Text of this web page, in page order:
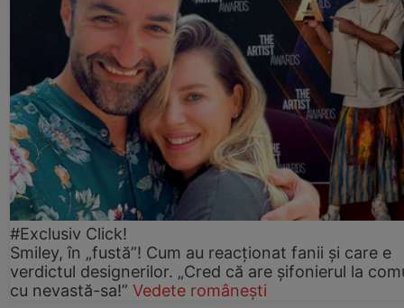
#Exclusiv Click!
Smiley, în „fustă”! Cum au reacționat fanii și care e
verdictul designerilor. „Cred că are șifonierul la
cu nevastă-sa!” Vedete românești